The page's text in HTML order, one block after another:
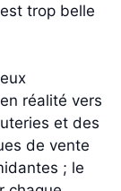
trop belle
réalité vers
et des
de vente
; le